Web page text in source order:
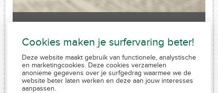
Sorry, no posts matched your criteria.
Cookies maken je surfervaring beter!
Deze website maakt gebruik van functionele, analystische
en marketingcookies. Deze cookies verzamelen
anonieme gegevens over je surfgedrag waarmee we de
website beter laten werken en deze aan jouw interesses
aanpassen.